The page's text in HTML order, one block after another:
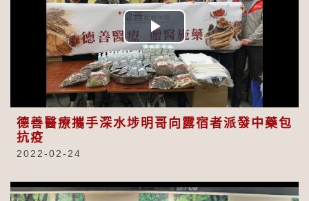
Play
Video
德善醫療攜手深水埗明哥向露宿者派發中藥包
抗疫
2022-02-24